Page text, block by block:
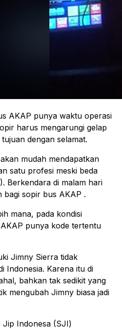
AKAP punya waktu operasi
harus mengarungi gelap
dengan selamat.
mudah mendapatkan
satu profesi meski beda
Berkendara di malam hari
bagi sopir bus AKAP .
mana, pada kondisi
punya kode tertentu
Jimny Sierra tidak
Indonesia. Karena itu di
bahkan tak sedikit yang
mengubah Jimny biasa jadi
Jip Indonesa (SJI)